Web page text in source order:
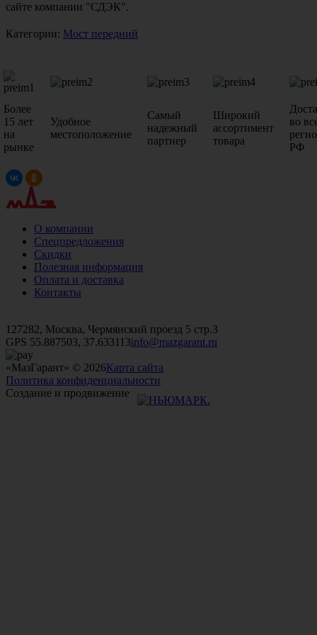
сайте компании "СДЭК".
Категории: Мост передний
Более
15 лет
на
рынке
Удобное
местоположение
Самый
надежный
партнер
Широкий
ассортимент
товара
во
РФ
О компании
Спецпредложения
Скидки
Полезная информация
Оплата и доставка
Контакты
127282, Москва, Чермянский проезд 5 стр.3
GPS 55.887503, 37.633113info@mazgarant.ru
«МазГарант» © 2026Карта сайта
Политика конфиденциальности
Создание и продвижение